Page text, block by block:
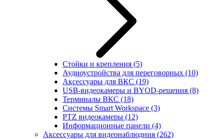
Стойки и крепления (5)
Аудиоустройства для переговорных (10)
Аксессуары для ВКС (19)
USB-видеокамеры и BYOD-решения (8)
Терминалы ВКС (18)
Системы Smart Workspace (3)
PTZ видеокамеры (12)
Информационные панели (4)
Аксессуары для видеонаблюдния (262)